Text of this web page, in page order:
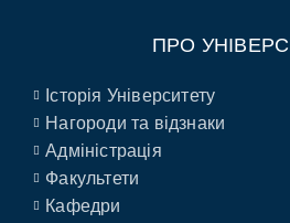
ПРО
Історія Університету
Нагороди та відзнаки
Адміністрація
Факультети
Кафедри